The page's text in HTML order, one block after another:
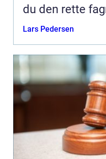
du den rette
Lars Pedersen